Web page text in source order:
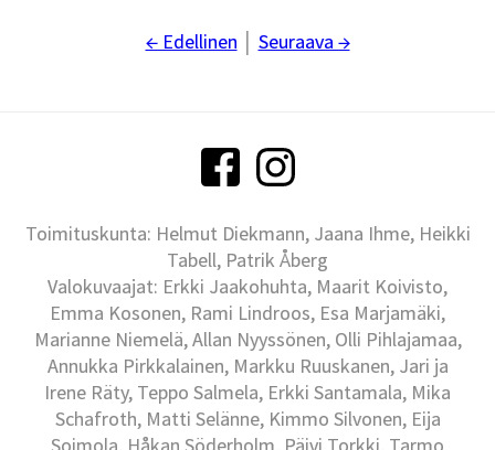
← Edellinen Seuraava →
Toimituskunta: Helmut Diekmann, Jaana Ihme, Heikki
Tabell, Patrik Åberg
Valokuvaajat: Erkki Jaakohuhta, Maarit Koivisto,
Emma Kosonen, Rami Lindroos, Esa Marjamäki,
Marianne Niemelä, Allan Nyyssönen, Olli Pihlajamaa,
Annukka Pirkkalainen, Markku Ruuskanen, Jari ja
Irene Räty, Teppo Salmela, Erkki Santamala, Mika
Schafroth, Matti Selänne, Kimmo Silvonen, Eija